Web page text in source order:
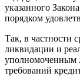
указанного
порядком
Так, в частности
ликвидации и
уполномоченным
требований